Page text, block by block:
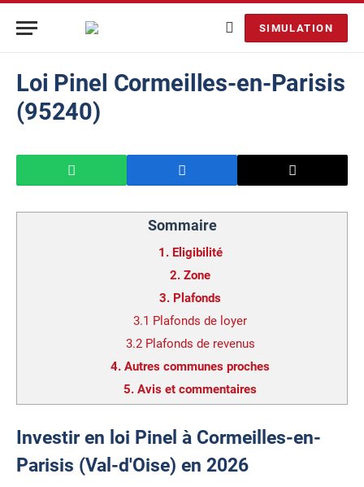
SIMULATION
Loi Pinel Cormeilles-en-Parisis
(95240)
Sommaire
1. Eligibilité
2. Zone
3. Plafonds
3.1 Plafonds de loyer
3.2 Plafonds de revenus
4. Autres communes proches
5. Avis et commentaires
Investir en loi Pinel à Cormeilles-en-
Parisis (Val-d'Oise) en 2026